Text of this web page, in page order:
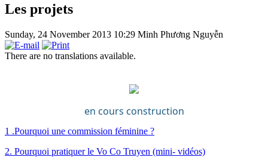
Les projets
Sunday, 24 November 2013 10:29 Minh Phương Nguyễn
There are no translations available.
en cours construction
1 .Pourquoi une commission féminine ?
2. Pourquoi pratiquer le Vo Co Truyen (mini- vidéos)